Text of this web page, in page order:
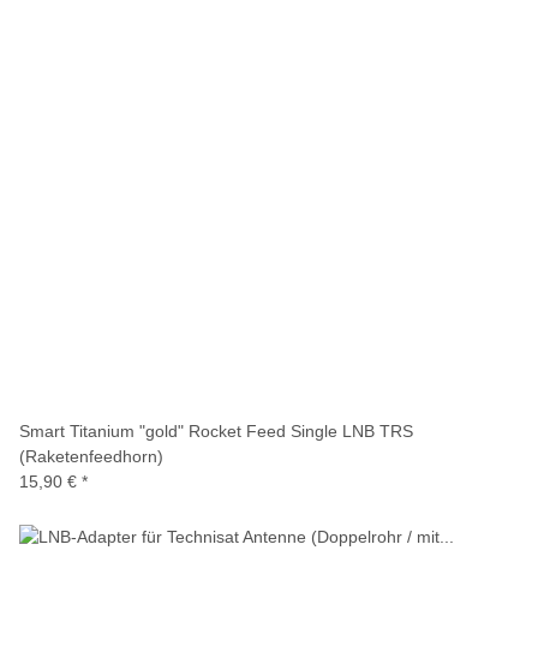
Smart Titanium "gold" Rocket Feed Single LNB TRS
(Raketenfeedhorn)
15,90 € *